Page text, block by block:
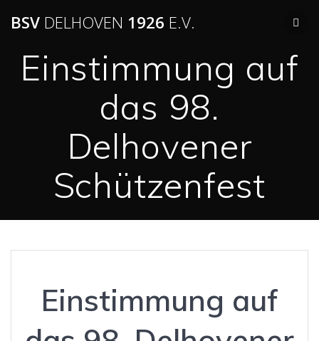
BSV DELHOVEN 1926 E.V.
Einstimmung auf
das 98.
Delhovener
Schützenfest
Einstimmung auf